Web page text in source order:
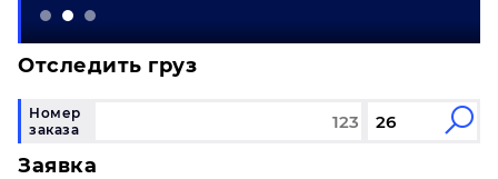
Отследить груз
Номер
заказа
Заявка